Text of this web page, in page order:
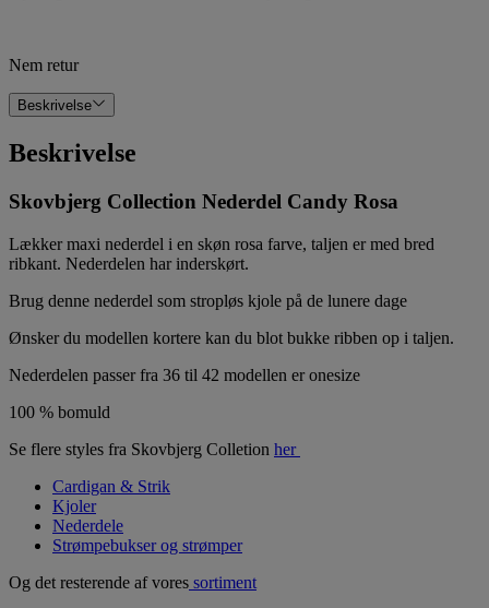
Nem retur
Beskrivelse
Beskrivelse
Skovbjerg Collection Nederdel Candy Rosa
Lækker maxi nederdel i en skøn rosa farve, taljen er med bred
ribkant. Nederdelen har inderskørt.
Brug denne nederdel som stropløs kjole på de lunere dage
Ønsker du modellen kortere kan du blot bukke ribben op i taljen.
Nederdelen passer fra 36 til 42 modellen er onesize
100 % bomuld
Se flere styles fra Skovbjerg Colletion her
Cardigan & Strik
Kjoler
Nederdele
Strømpebukser og strømper
Og det resterende af vores sortiment